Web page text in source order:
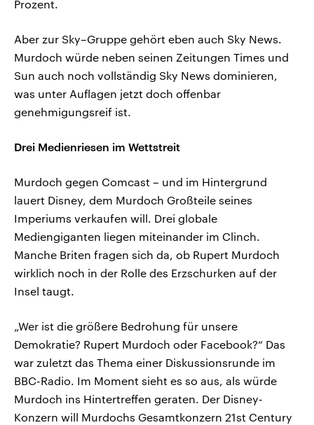
Prozent.
Aber zur Sky–Gruppe gehört eben auch Sky News.
Murdoch würde neben seinen Zeitungen Times und
Sun auch noch vollständig Sky News dominieren,
was unter Auflagen jetzt doch offenbar
genehmigungsreif ist.
Drei Medienriesen im Wettstreit
Murdoch gegen Comcast – und im Hintergrund
lauert Disney, dem Murdoch Großteile seines
Imperiums verkaufen will. Drei globale
Mediengiganten liegen miteinander im Clinch.
Manche Briten fragen sich da, ob Rupert Murdoch
wirklich noch in der Rolle des Erzschurken auf der
Insel taugt.
„Wer ist die größere Bedrohung für unsere
Demokratie? Rupert Murdoch oder Facebook?“ Das
war zuletzt das Thema einer Diskussionsrunde im
BBC-Radio. Im Moment sieht es so aus, als würde
Murdoch ins Hintertreffen geraten. Der Disney-
Konzern will Murdochs Gesamtkonzern 21st Century